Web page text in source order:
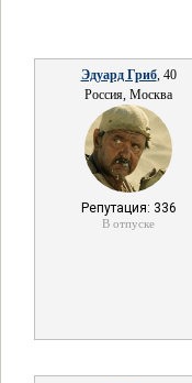
Эдуард Гриб, 40
Россия, Москва
Репутация: 336
В отпуске